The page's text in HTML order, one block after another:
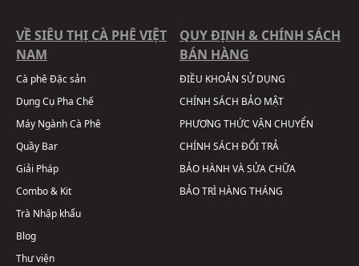
VỀ SIÊU THỊ CÀ PHÊ VIỆT
NAM
Cà phê Đặc sản
Dụng Cụ Pha Chế
Máy Ngành Cà Phê
Quầy Bar
Giải Pháp
Combo & Kit
Trà Nhập khẩu
Blog
Thư viện
QUY ĐỊNH & CHÍNH SÁCH
BÁN HÀNG
ĐIỀU KHOẢN SỬ DỤNG
CHÍNH SÁCH BẢO MẬT
PHƯƠNG THỨC VẬN CHUYỂN
CHÍNH SÁCH ĐỔI TRẢ
BẢO HÀNH VÀ SỬA CHỮA
BẢO TRÌ HÀNG THÁNG